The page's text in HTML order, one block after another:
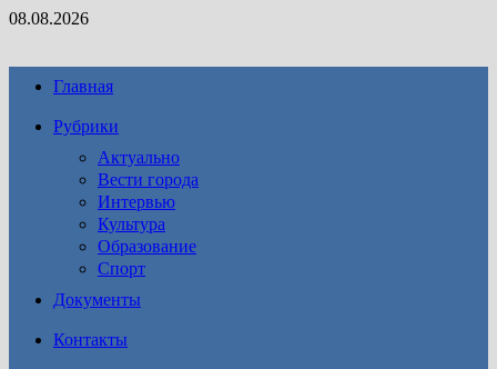
Перейти
08.08.2026
Главная
Рубрики
Актуально
Вести города
Интервью
Культура
Образование
Спорт
Документы
Контакты